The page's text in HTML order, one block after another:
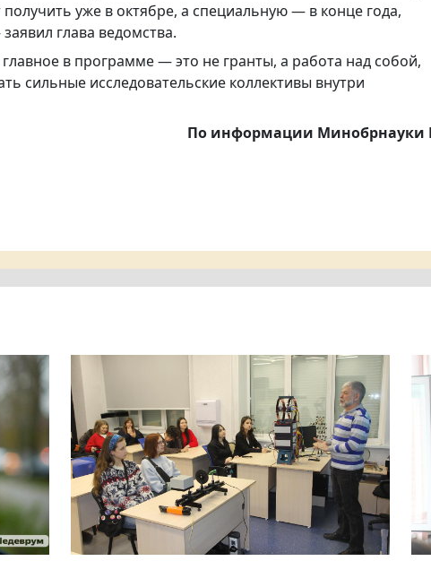
получить уже в октябре, а специальную — в конце года,
глава ведомства.
в программе — это не гранты, а работа над собой,
сильные исследовательские коллективы внутри
По информации Минобрнауки